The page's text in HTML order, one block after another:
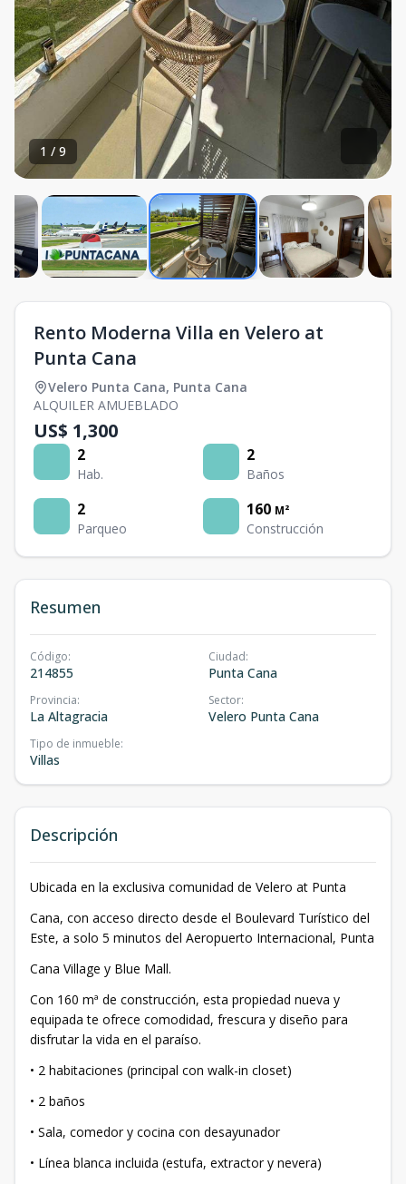
1 / 9
Rento Moderna Villa en Velero at
Punta Cana
Velero Punta Cana, Punta Cana
ALQUILER AMUEBLADO
US$ 1,300
2
Hab.
2
Baños
2
Parqueo
160 M²
Construcción
Resumen
Código:
214855
Ciudad:
Punta Cana
Provincia:
La Altagracia
Sector:
Velero Punta Cana
Tipo de inmueble:
Villas
Descripción
Ubicada en la exclusiva comunidad de Velero at Punta
Cana, con acceso directo desde el Boulevard Turístico del
Este, a solo 5 minutos del Aeropuerto Internacional, Punta
Cana Village y Blue Mall.
Con 160 mª de construcción, esta propiedad nueva y
equipada te ofrece comodidad, frescura y diseño para
disfrutar la vida en el paraíso.
• 2 habitaciones (principal con walk-in closet)
• 2 baños
• Sala, comedor y cocina con desayunador
• Línea blanca incluida (estufa, extractor y nevera)